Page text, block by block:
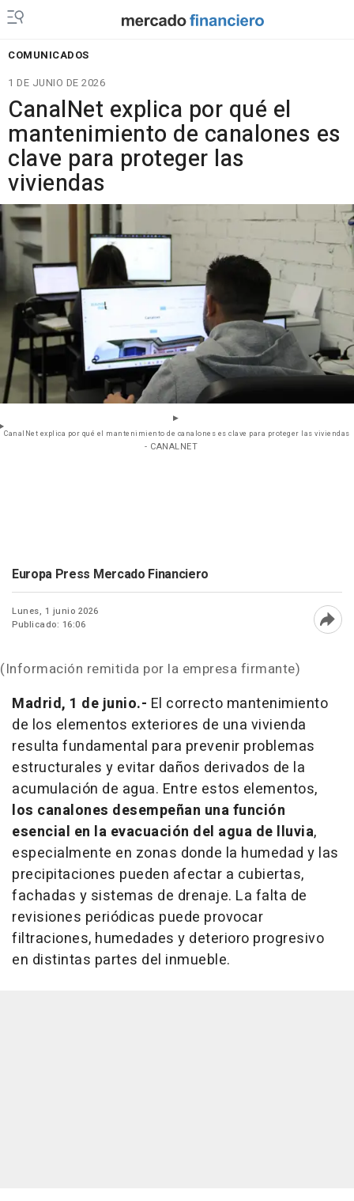
COMUNICADOS
1 DE JUNIO DE 2026
CanalNet explica por qué el
mantenimiento de canalones es
clave para proteger las
viviendas
CanalNet explica por qué el mantenimiento de canalones es clave para proteger las viviendas
- CANALNET
Europa Press Mercado Financiero
Lunes, 1 junio 2026
Publicado: 16:06
(Información remitida por la empresa firmante)
Madrid, 1 de junio.- El correcto mantenimiento
de los elementos exteriores de una vivienda
resulta fundamental para prevenir problemas
estructurales y evitar daños derivados de la
acumulación de agua. Entre estos elementos,
los canalones desempeñan una función
esencial en la evacuación del agua de lluvia,
especialmente en zonas donde la humedad y las
precipitaciones pueden afectar a cubiertas,
fachadas y sistemas de drenaje. La falta de
revisiones periódicas puede provocar
filtraciones, humedades y deterioro progresivo
en distintas partes del inmueble.